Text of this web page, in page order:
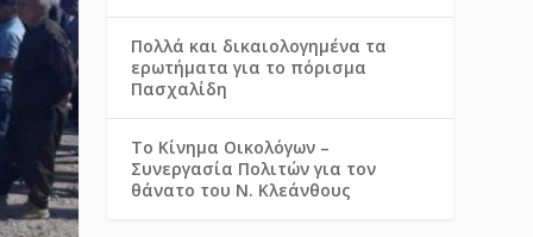
Πολλά και δικαιολογημένα τα
ερωτήματα για το πόρισμα
Πασχαλίδη
Το Κίνημα Οικολόγων –
Συνεργασία Πολιτών για τον
θάνατο του Ν. Κλεάνθους